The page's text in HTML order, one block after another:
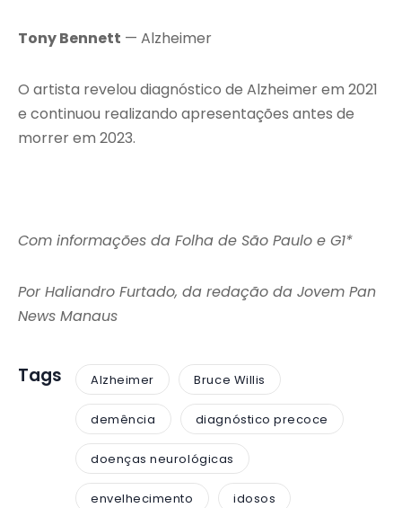
Tony Bennett — Alzheimer
O artista revelou diagnóstico de Alzheimer em 2021
e continuou realizando apresentações antes de
morrer em 2023.
Com informações da Folha de São Paulo e G1*
Por Haliandro Furtado, da redação da Jovem Pan
News Manaus
Tags Alzheimer Bruce Willis
demência diagnóstico precoce
doenças neurológicas
envelhecimento idosos